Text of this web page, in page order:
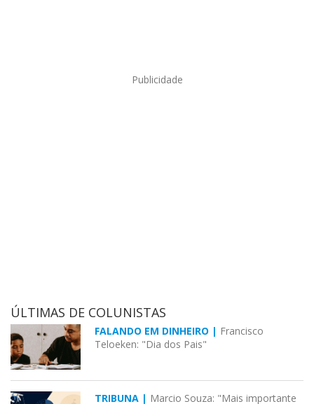
Publicidade
ÚLTIMAS DE COLUNISTAS
FALANDO EM DINHEIRO | Francisco
Teloeken: "Dia dos Pais"
TRIBUNA | Marcio Souza: "Mais importante